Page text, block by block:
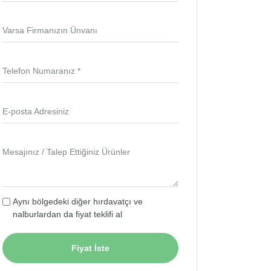
Varsa Firmanızın Ünvanı
Telefon Numaranız *
E-posta Adresiniz
Mesajınız / Talep Ettiğiniz Ürünler
Aynı bölgedeki diğer hırdavatçı ve
nalburlardan da fiyat teklifi al
Fiyat İste